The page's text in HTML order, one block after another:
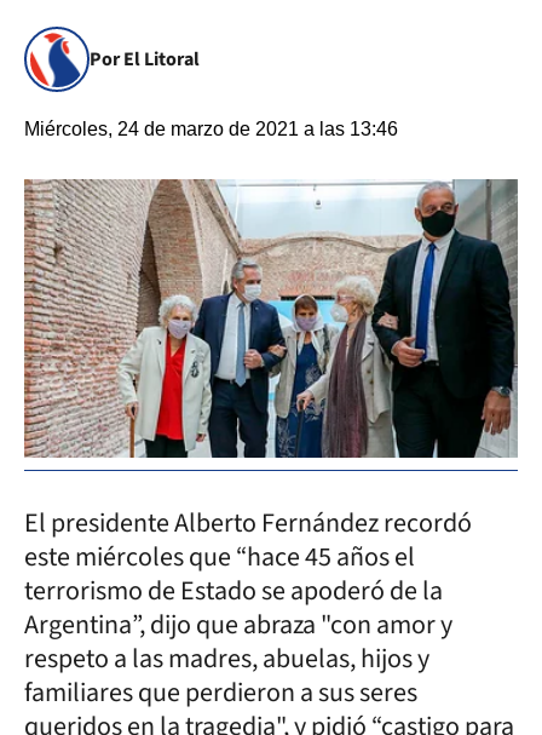
Por El Litoral
Miércoles, 24 de marzo de 2021 a las 13:46
El presidente Alberto Fernández recordó
este miércoles que “hace 45 años el
terrorismo de Estado se apoderó de la
Argentina”, dijo que abraza "con amor y
respeto a las madres, abuelas, hijos y
familiares que perdieron a sus seres
queridos en la tragedia", y pidió “castigo para